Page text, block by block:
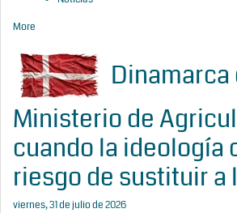
More
Ministerio de
cuando la ideología
riesgo de sustituir a
viernes, 31 de julio de 2026